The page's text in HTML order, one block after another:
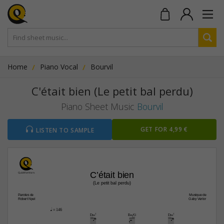
Home Piano Vocal Bourvil
C'était bien (Le petit bal perdu)
Piano Sheet Music Bourvil
LISTEN TO SAMPLE GET FOR 4,99 €
C’était bien
Paroles de
Robert Nyel
Musique de
Gaby Verlor
D‹7 E‹/G D‹7
q = 146
(Le petit bal perdu)